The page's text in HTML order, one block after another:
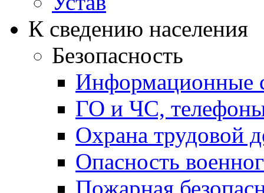
К сведению населения
Безопасность
Информационные
ГО и ЧС,
Охрана трудовой
Опасность